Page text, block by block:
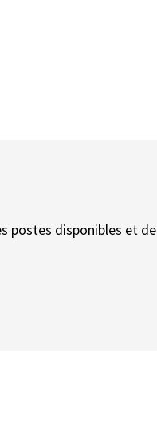
postes disponibles et de